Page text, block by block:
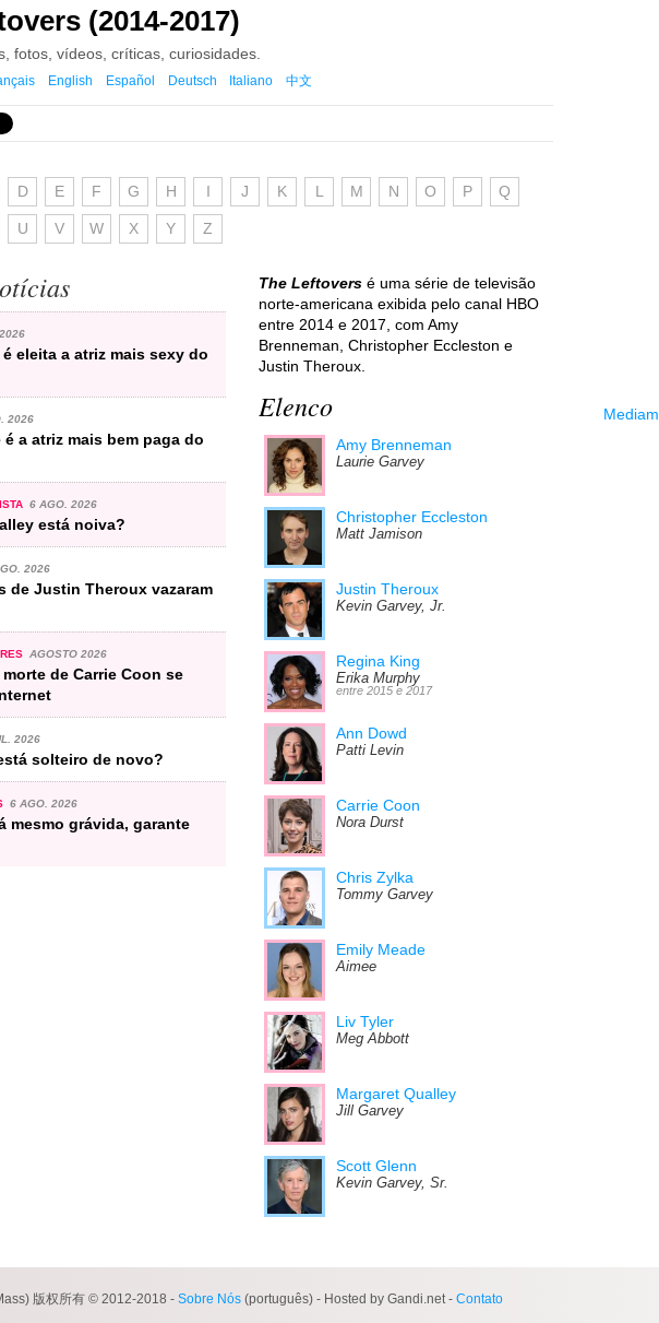
(2014-2017)
fotos, vídeos, críticas, curiosidades.
English Español Deutsch Italiano 中文
D E F G H I J K L M N O P Q
U V W X Y Z
eleita a atriz mais sexy do
2026
é a atriz mais bem paga do
6 AGO. 2026
está noiva?
2026
de Justin Theroux vazaram
AGOSTO 2026
de Carrie Coon se
2026
solteiro de novo?
6 AGO. 2026
mesmo grávida, garante
The Leftovers é uma série de televisão
norte-americana exibida pelo canal HBO
entre 2014 e 2017, com Amy
Brenneman, Christopher Eccleston e
Justin Theroux.
Elenco
Amy Brenneman
Laurie Garvey
Christopher Eccleston
Matt Jamison
Justin Theroux
Kevin Garvey, Jr.
Regina King
Erika Murphy
entre 2015 e 2017
Ann Dowd
Patti Levin
Carrie Coon
Nora Durst
Chris Zylka
Tommy Garvey
Emily Meade
Aimee
Liv Tyler
Meg Abbott
Margaret Qualley
Jill Garvey
Scott Glenn
Kevin Garvey, Sr.
版权所有 © 2012-2018 - Sobre Nós (português) - Hosted by Gandi.net - Contato